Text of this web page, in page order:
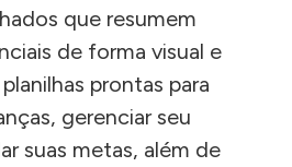
que resumem
de forma visual e
prontas para
gerenciar seu
suas metas, além de